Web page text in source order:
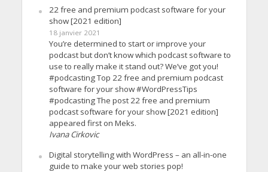
22 free and premium podcast software for your
show [2021 edition]
18 janvier 2021
You’re determined to start or improve your
podcast but don’t know which podcast software to
use to really make it stand out? We’ve got you!
#podcasting Top 22 free and premium podcast
software for your show #WordPressTips
#podcasting The post 22 free and premium
podcast software for your show [2021 edition]
appeared first on Meks.
Ivana Cirkovic
Digital storytelling with WordPress – an all-in-one
guide to make your web stories pop!